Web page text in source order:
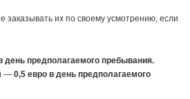
заказывать их по своему усмотрению, если
день предполагаемого пребывания.
—0,5 евро в день предполагаемого